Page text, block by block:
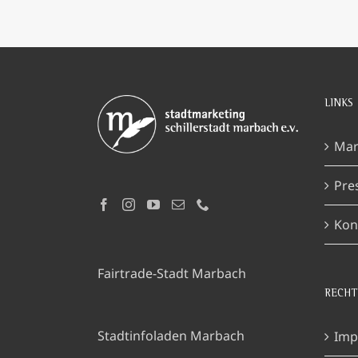
Fairtrade-Stadt Marbach
Stadtinfoladen Marbach
LINKS